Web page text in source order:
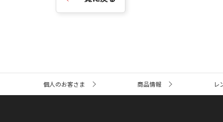
ト
個人のお客さま 商品情報 レ